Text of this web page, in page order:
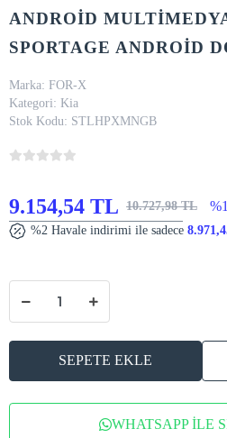
ANDROİD
SPORTAGE ANDROİD
Marka: FOR-X
Kategori: Kia
Stok Kodu: STLHPXMNGB
9.154,54 TL 10.727,98 TL
%2 Havale indirimi ile sadece
SEPETE EKLE
WHATSAPP İLE